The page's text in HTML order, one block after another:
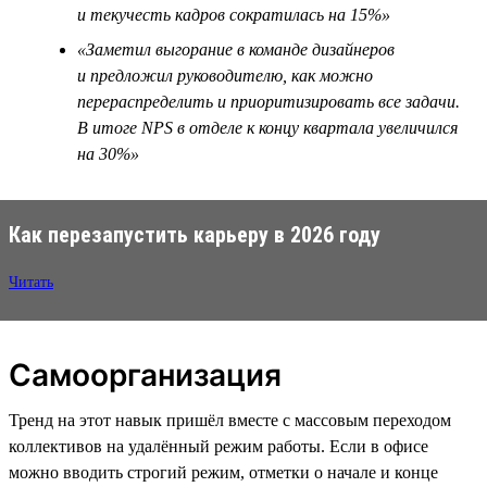
и текучесть кадров сократилась на 15%»
«Заметил выгорание в команде дизайнеров
и предложил руководителю, как можно
перераспределить и приоритизировать все задачи.
В итоге NPS в отделе к концу квартала увеличился
на 30%»
Как перезапустить карьеру в 2026 году
Читать
Самоорганизация
Тренд на этот навык пришёл вместе с массовым переходом
коллективов на удалённый режим работы. Если в офисе
можно вводить строгий режим, отметки о начале и конце